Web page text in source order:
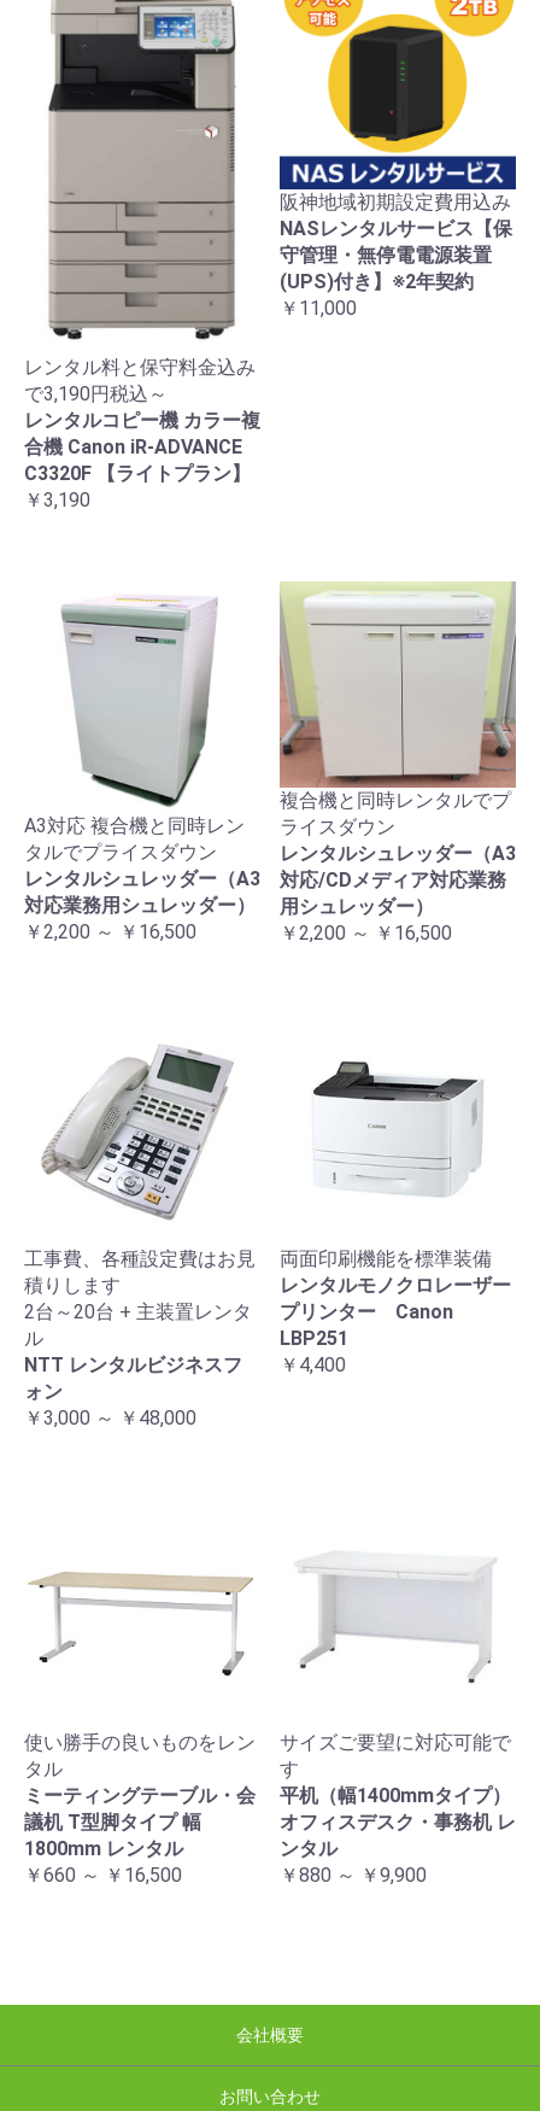
レンタル料と保守料金込み
で3,190円税込～
レンタルコピー機 カラー複
合機 Canon iR-ADVANCE
C3320F 【ライトプラン】
￥3,190
阪神地域初期設定費用込み
NASレンタルサービス【保
守管理・無停電電源装置
(UPS)付き】※2年契約
￥11,000
A3対応 複合機と同時レン
タルでプライスダウン
レンタルシュレッダー（A3
対応業務用シュレッダー）
￥2,200 ～ ￥16,500
複合機と同時レンタルでプ
ライスダウン
レンタルシュレッダー（A3
対応/CDメディア対応業務
用シュレッダー）
￥2,200 ～ ￥16,500
工事費、各種設定費はお見
積りします
2台～20台 + 主装置レンタ
ル
NTT レンタルビジネスフ
ォン
￥3,000 ～ ￥48,000
両面印刷機能を標準装備
レンタルモノクロレーザー
プリンター Canon
LBP251
￥4,400
使い勝手の良いものをレン
タル
ミーティングテーブル・会
議机 T型脚タイプ 幅
1800mm レンタル
￥660 ～ ￥16,500
サイズご要望に対応可能で
す
平机（幅1400mmタイプ）
オフィスデスク・事務机 レ
ンタル
￥880 ～ ￥9,900
会社概要
お問い合わせ